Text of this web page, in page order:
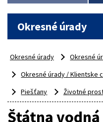
Okresné úrady
Okresné úrady
Okresné
Okresné úrady / Klientske
Piešťany
Životné
Štátna